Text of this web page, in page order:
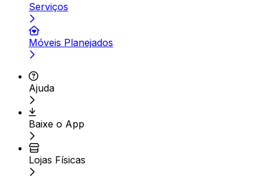
Serviços
Móveis Planejados
Ajuda
Baixe o App
Lojas Físicas